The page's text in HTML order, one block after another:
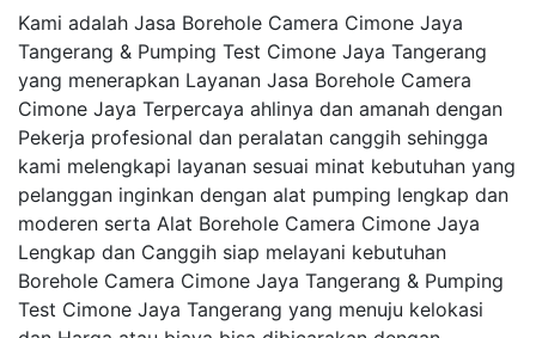
Kami adalah Jasa Borehole Camera Cimone Jaya
Tangerang & Pumping Test Cimone Jaya Tangerang
yang menerapkan Layanan Jasa Borehole Camera
Cimone Jaya Terpercaya ahlinya dan amanah dengan
Pekerja profesional dan peralatan canggih sehingga
kami melengkapi layanan sesuai minat kebutuhan yang
pelanggan inginkan dengan alat pumping lengkap dan
moderen serta Alat Borehole Camera Cimone Jaya
Lengkap dan Canggih siap melayani kebutuhan
Borehole Camera Cimone Jaya Tangerang & Pumping
Test Cimone Jaya Tangerang yang menuju kelokasi